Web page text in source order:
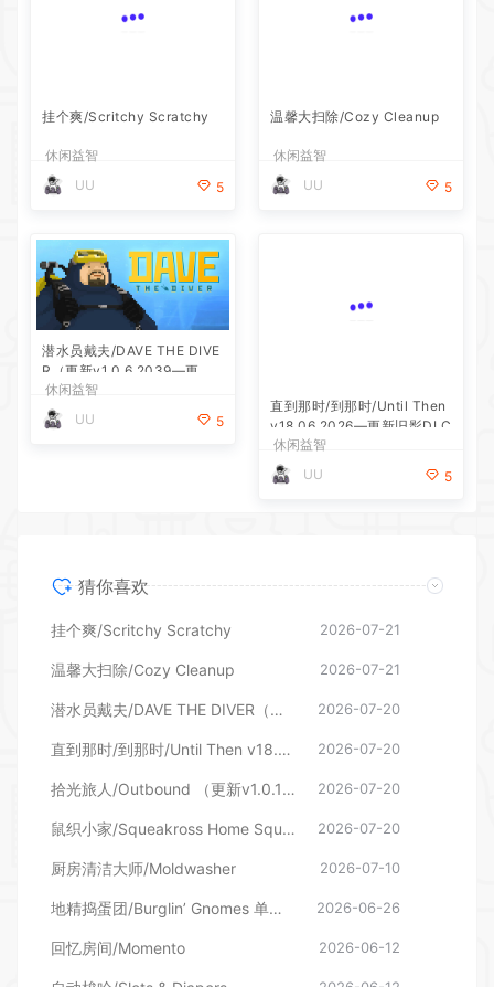
挂个爽/Scritchy Scratchy
休闲益智
UU
5
温馨大扫除/Cozy Cleanup
休闲益智
UU
5
潜水员戴夫/DAVE THE DIVE
R（更新v1.0.6.2039—更新D
LC）
休闲益智
UU
5
直到那时/到那时/Until Then
v18.06.2026—更新旧影DLC
休闲益智
UU
5
猜你喜欢
挂个爽/Scritchy Scratchy 2026-07-21
温馨大扫除/Cozy Cleanup 2026-07-21
潜水员戴夫/DAVE THE DIVER（更新v1.0.6.2039—更新DLC） 2026-07-20
直到那时/到那时/Until Then v18.06.2026—更新旧影DLC 2026-07-20
拾光旅人/Outbound （更新v1.0.16 单机/网络联机） 2026-07-20
鼠织小家/Squeakross Home Squeak Home （更新v1.8b） 2026-07-20
厨房清洁大师/Moldwasher 2026-07-10
地精捣蛋团/Burglin’ Gnomes 单机/网络联机 2026-06-26
回忆房间/Momento 2026-06-12